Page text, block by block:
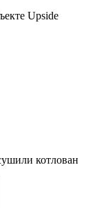
Upside
котлован